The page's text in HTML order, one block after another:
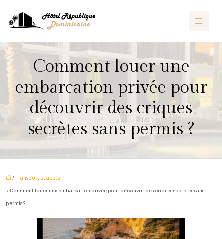
Comment louer une
embarcation privée pour
découvrir des criques
secrètes sans permis ?
/ Transport et accès
/ Comment louer une embarcation privée pour découvrir des criques secrètes sans
permis ?